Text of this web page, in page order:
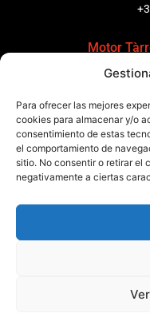
Para ofrecer las mejores
cookies para almacenar y/o
consentimiento de estas
el comportamiento de
sitio. No consentir o retirar el
negativamente a ciertas
Motor
C/ Ponent 8, Pol.
Motor
Zona Franca,
Política de cookies